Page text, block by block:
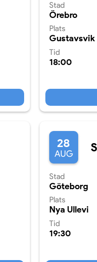
Stad
Örebro
Plats
Gustavsvik
Tid
18:00
28
AUG
Stad
Göteborg
Plats
Nya Ullevi
Tid
19:30